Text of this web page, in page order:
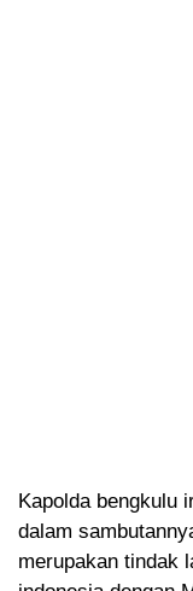
Kapolda bengkulu
dalam
merupakan tindak